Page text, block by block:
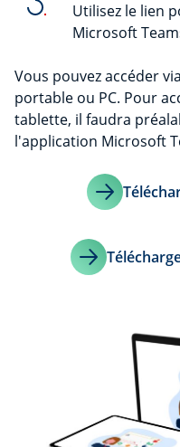
Utilisez le lien
Microsoft
Vous pouvez accéder
portable ou PC. Pour
tablette, il faudra
l'application Microsoft